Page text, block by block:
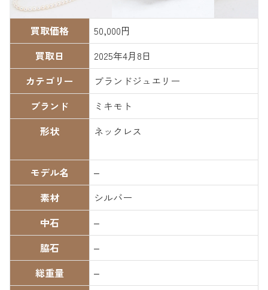
買取価格
50,000円
買取日
2025年4月8日
カテゴリー
ブランドジュエリー
ブランド
ミキモト
形状
ネックレス
モデル名
–
素材
シルバー
中石
–
脇石
–
総重量
–